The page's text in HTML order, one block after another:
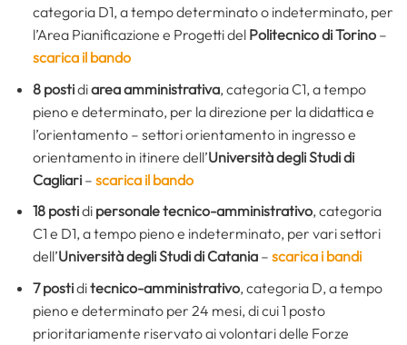
categoria D1, a tempo determinato o indeterminato, per
l’Area Pianificazione e Progetti del Politecnico di Torino–
scarica il bando
8 postidiarea amministrativa, categoria C1, a tempo
pieno e determinato, per la direzione per la didattica e
l’orientamento – settori orientamento in ingresso e
orientamento in itinere dell’Università degli Studi di
Cagliari– scarica il bando
18 postidi personale tecnico-amministrativo, categoria
C1 e D1, a tempo pieno e indeterminato, per vari settori
dell’Università degli Studi di Catania– scarica i bandi
7 postiditecnico-amministrativo, categoria D, a tempo
pieno e determinato per 24 mesi, di cui 1 posto
prioritariamente riservato ai volontari delle Forze